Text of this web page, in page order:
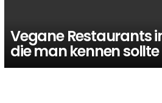
Vegane Restaurants
die man kennen sollte